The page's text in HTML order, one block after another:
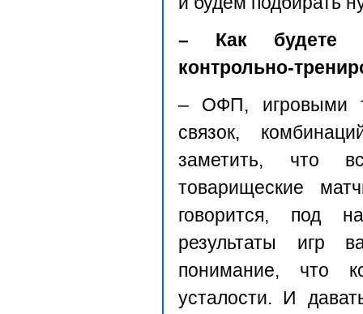
– Как будете
контрольно-
– ОФП, игровыми
связок,
заметить, что
товарищеские
говорится, под
результаты игр
понимание, что
усталости. И